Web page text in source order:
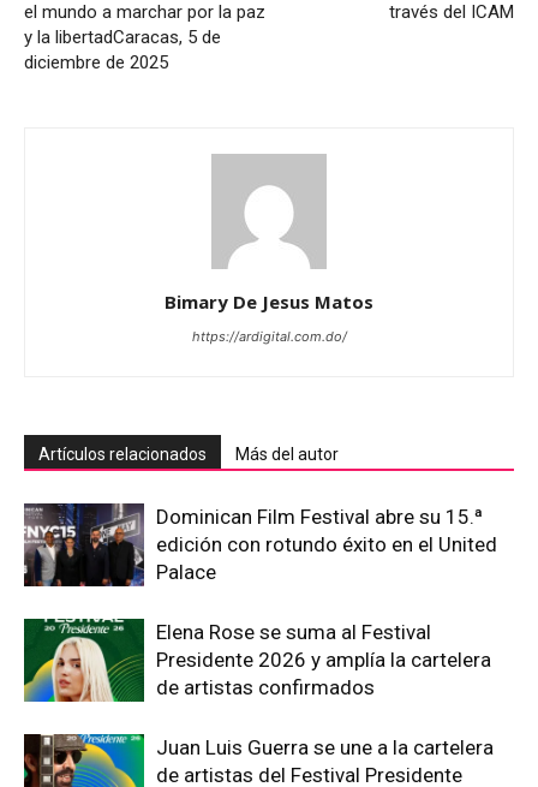
el mundo a marchar por la paz
y la libertadCaracas, 5 de
diciembre de 2025
través del ICAM
Bimary De Jesus Matos
https://ardigital.com.do/
Artículos relacionados Más del autor
Dominican Film Festival abre su 15.ª
edición con rotundo éxito en el United
Palace
Elena Rose se suma al Festival
Presidente 2026 y amplía la cartelera
de artistas confirmados
Juan Luis Guerra se une a la cartelera
de artistas del Festival Presidente